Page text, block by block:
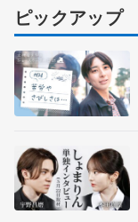
ピックアップ